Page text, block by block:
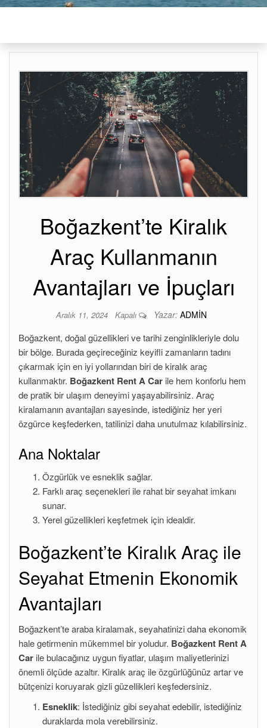
Boğazkent’te Kiralık
Araç Kullanmanın
Avantajları ve İpuçları
Aralık 11, 2024 Kapalı Yazar: ADMIN
Boğazkent, doğal güzellikleri ve tarihi zenginlikleriyle dolu
bir bölge. Burada geçireceğiniz keyifli zamanların tadını
çıkarmak için en iyi yollarından biri de kiralık araç
kullanmaktır. Boğazkent Rent A Car ile hem konforlu hem
de pratik bir ulaşım deneyimi yaşayabilirsiniz. Araç
kiralamanın avantajları sayesinde, istediğiniz her yeri
özgürce keşfederken, tatilinizi daha unutulmaz kılabilirsiniz.
Ana Noktalar
Özgürlük ve esneklik sağlar.
Farklı araç seçenekleri ile rahat bir seyahat imkanı
sunar.
Yerel güzellikleri keşfetmek için idealdir.
Boğazkent’te Kiralık Araç ile
Seyahat Etmenin Ekonomik
Avantajları
Boğazkent’te araba kiralamak, seyahatinizi daha ekonomik
hale getirmenin mükemmel bir yoludur. Boğazkent Rent A
Car ile bulacağınız uygun fiyatlar, ulaşım maliyetlerinizi
önemli ölçüde azaltır. Kiralık araç ile özgürlüğünüz artar ve
bütçenizi koruyarak gizli güzellikleri keşfedersiniz.
Esneklik: İstediğiniz gibi seyahat edebilir, istediğiniz
duraklarda mola verebilirsiniz.